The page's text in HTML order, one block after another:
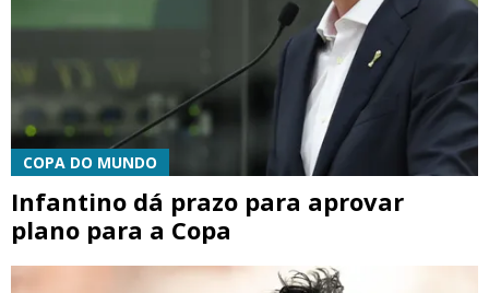
COPA DO MUNDO
Infantino dá prazo para aprovar
plano para a Copa